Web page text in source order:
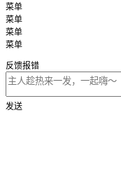
菜单
菜单
菜单
菜单
反馈报错
发送